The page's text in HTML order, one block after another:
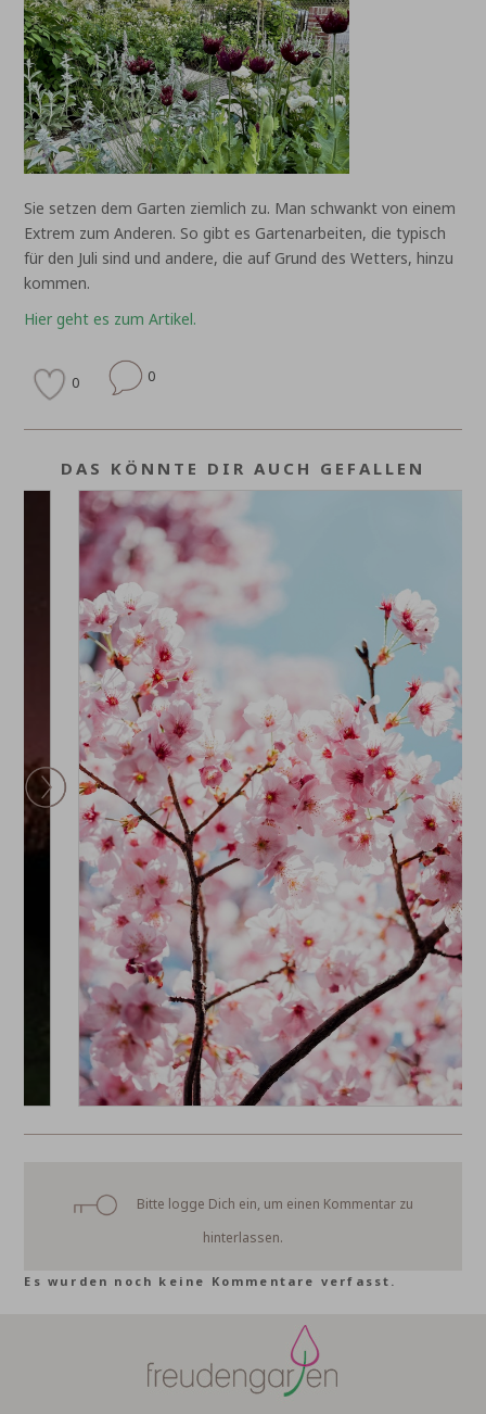
Sie setzen dem Garten ziemlich zu. Man schwankt von einem
Extrem zum Anderen. So gibt es Gartenarbeiten, die typisch
für den Juli sind und andere, die auf Grund des Wetters, hinzu
kommen.
Hier geht es zum Artikel.
0 0
DAS KÖNNTE DIR AUCH GEFALLEN
Bitte logge Dich ein, um einen Kommentar zu
hinterlassen.
Es wurden noch keine Kommentare verfasst.